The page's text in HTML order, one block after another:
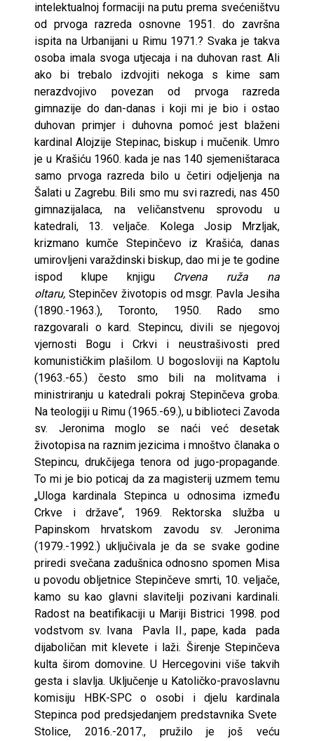
intelektualnoj formaciji na putu prema svećeništvu
od prvoga razreda osnovne 1951. do završna
ispita na Urbanijani u Rimu 1971.? Svaka je takva
osoba imala svoga utjecaja i na duhovan rast. Ali
ako bi trebalo izdvojiti nekoga s kime sam
nerazdvojivo povezan od prvoga razreda
gimnazije do dan-danas i koji mi je bio i ostao
duhovan primjer i duhovna pomoć jest blaženi
kardinal Alojzije Stepinac, biskup i mučenik. Umro
je u Krašiću 1960. kada je nas 140 sjemeništaraca
samo prvoga razreda bilo u četiri odjeljenja na
Šalati u Zagrebu. Bili smo mu svi razredi, nas 450
gimnazijalaca, na veličanstvenu sprovodu u
katedrali, 13. veljače. Kolega Josip Mrzljak,
krizmano kumče Stepinčevo iz Krašića, danas
umirovljeni varaždinski biskup, dao mi je te godine
ispod klupe knjigu Crvena ruža na
oltaru, Stepinčev životopis od msgr. Pavla Jesiha
(1890.-1963.), Toronto, 1950. Rado smo
razgovarali o kard. Stepincu, divili se njegovoj
vjernosti Bogu i Crkvi i neustrašivosti pred
komunističkim plašilom. U bogosloviji na Kaptolu
(1963.-65.) često smo bili na molitvama i
ministriranju u katedrali pokraj Stepinčeva groba.
Na teologiji u Rimu (1965.-69.), u biblioteci Zavoda
sv. Jeronima moglo se naći već desetak
životopisa na raznim jezicima i mnoštvo članaka o
Stepincu, drukčijega tenora od jugo-propagande.
To mi je bio poticaj da za magisterij uzmem temu
„Uloga kardinala Stepinca u odnosima između
Crkve i države“, 1969. Rektorska služba u
Papinskom hrvatskom zavodu sv. Jeronima
(1979.-1992.) uključivala je da se svake godine
priredi svečana zadušnica odnosno spomen Misa
u povodu obljetnice Stepinčeve smrti, 10. veljače,
kamo su kao glavni slavitelji pozivani kardinali.
Radost na beatifikaciji u Mariji Bistrici 1998. pod
vodstvom sv. Ivana Pavla II., pape, kada pada
dijaboličan mit klevete i laži. Širenje Stepinčeva
kulta širom domovine. U Hercegovini više takvih
gesta i slavlja. Uključenje u Katoličko-pravoslavnu
komisiju HBK-SPC o osobi i djelu kardinala
Stepinca pod predsjedanjem predstavnika Svete
Stolice, 2016.-2017., pružilo je još veću